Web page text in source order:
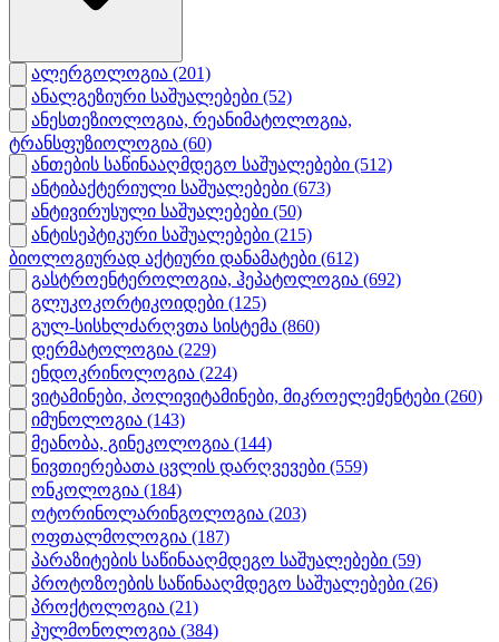
ალერგოლოგია (201)
ანალგეზიური საშუალებები (52)
ანესთეზიოლოგია, რეანიმატოლოგია,
ტრანსფუზიოლოგია (60)
ანთების საწინააღმდეგო საშუალებები (512)
ანტიბაქტერიული საშუალებები (673)
ანტივირუსული საშუალებები (50)
ანტისეპტიკური საშუალებები (215)
ბიოლოგიურად აქტიური დანამატები (612)
გასტროენტეროლოგია, ჰეპატოლოგია (692)
გლუკოკორტიკოიდები (125)
გულ-სისხლძარღვთა სისტემა (860)
დერმატოლოგია (229)
ენდოკრინოლოგია (224)
ვიტამინები, პოლივიტამინები, მიკროელემენტები (260)
იმუნოლოგია (143)
მეანობა, გინეკოლოგია (144)
ნივთიერებათა ცვლის დარღვევები (559)
ონკოლოგია (184)
ოტორინოლარინგოლოგია (203)
ოფთალმოლოგია (187)
პარაზიტების საწინააღმდეგო საშუალებები (59)
პროტოზოების საწინააღმდეგო საშუალებები (26)
პროქტოლოგია (21)
პულმონოლოგია (384)